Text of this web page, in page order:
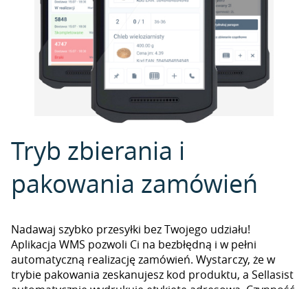
Tryb zbierania i
pakowania zamówień
Nadawaj szybko przesyłki bez Twojego udziału!
Aplikacja WMS pozwoli Ci na bezbłędną i w pełni
automatyczną realizację zamówień. Wystarczy, że w
trybie pakowania zeskanujesz kod produktu, a Sellasist